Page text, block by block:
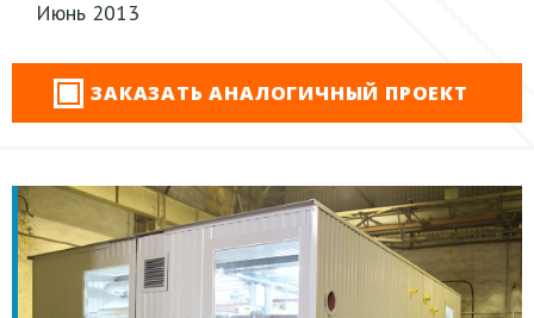
Июнь 2013
ЗАКАЗАТЬ АНАЛОГИЧНЫЙ ПРОЕКТ